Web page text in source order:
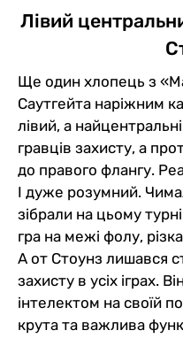
Лівий
Ще один хлопець з
Саутгейта наріжним
лівий, а
гравців захисту, а
до правого флангу.
І дуже розумний.
зібрали на цьому
гра на межі фолу,
А от Стоунз лишався
захисту в усіх іграх.
інтелектом на своїй
крута та важлива